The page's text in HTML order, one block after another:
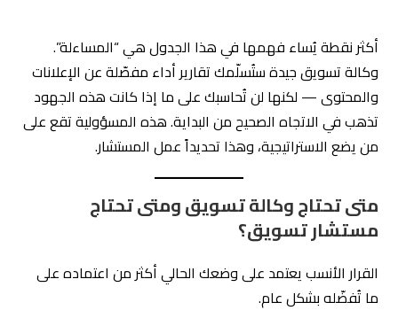
أكثر نقطة يُساء فهمها في هذا الجدول هي “المساءلة”.
وكالة تسويق جيدة ستُسلّمك تقارير أداء مفصّلة عن الإعلانات
والمحتوى — لكنها لن تُحاسبك على ما إذا كانت هذه الجهود
تذهب في الاتجاه الصحيح من البداية. هذه المسؤولية تقع على
من يضع الاستراتيجية، وهذا تحديداً عمل المستشار.
متى تحتاج وكالة تسويق ومتى تحتاج
مستشار تسويق؟
القرار الأنسب يعتمد على وضعك الحالي أكثر من اعتماده على
ما تُفضّله بشكل عام.